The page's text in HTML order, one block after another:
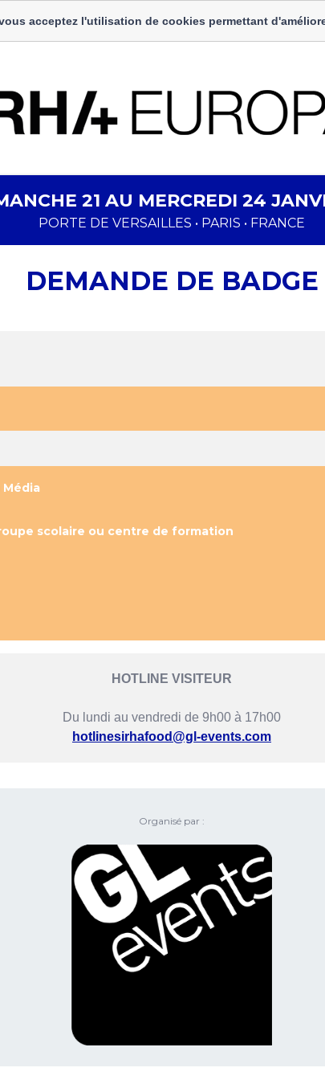
21 AU MERCREDI 24
PORTE DE VERSAILLES • PARIS • FRANCE
DEMANDE DE BADGE
scolaire ou centre de formation
HOTLINE VISITEUR
Du lundi au vendredi de 9h00 à 17h00
hotlinesirhafood@gl-events.com
Organisé par :
acceptez l'utilisation de cookies permettant